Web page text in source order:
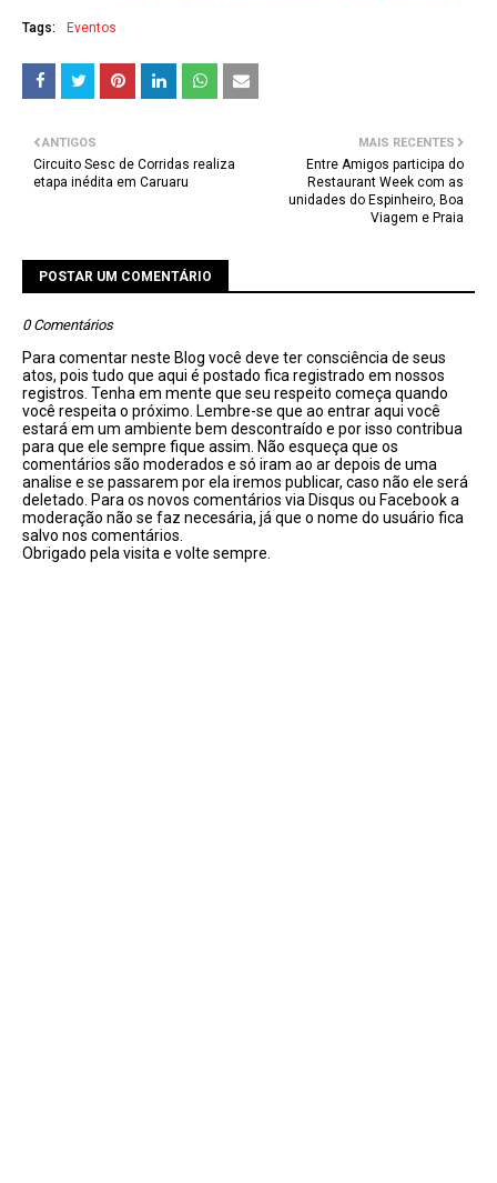
Tags: Eventos
MAIS RECENTES
Entre Amigos participa do
Restaurant Week com as
unidades do Espinheiro, Boa
Viagem e Praia
ANTIGOS
Circuito Sesc de Corridas realiza
etapa inédita em Caruaru
POSTAR UM COMENTÁRIO
0 Comentários
Para comentar neste Blog você deve ter consciência de seus
atos, pois tudo que aqui é postado fica registrado em nossos
registros. Tenha em mente que seu respeito começa quando
você respeita o próximo. Lembre-se que ao entrar aqui você
estará em um ambiente bem descontraído e por isso contribua
para que ele sempre fique assim. Não esqueça que os
comentários são moderados e só iram ao ar depois de uma
analise e se passarem por ela iremos publicar, caso não ele será
deletado. Para os novos comentários via Disqus ou Facebook a
moderação não se faz necesária, já que o nome do usuário fica
salvo nos comentários.
Obrigado pela visita e volte sempre.